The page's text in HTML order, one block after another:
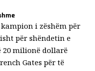
i zëshëm për
për shëndetin e
20 milionë dollarë
Gates për të